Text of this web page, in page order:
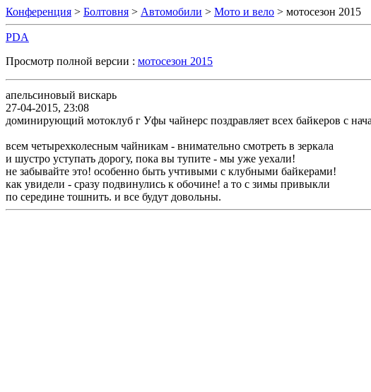
Конференция > Болтовня > Автомобили > Мото и вело > мотосезон 2015
PDA
Просмотр полной версии : мотосезон 2015
апельсиновый вискарь
27-04-2015, 23:08
доминирующий мотоклуб г Уфы чайнерс поздравляет всех байкеров с
всем четырехколесным чайникам - внимательно смотреть в зеркала
и шустро уступать дорогу, пока вы тупите - мы уже уехали!
не забывайте это! особенно быть учтивыми с клубными байкерами!
как увидели - сразу подвинулись к обочине! а то с зимы привыкли
по середине тошнить. и все будут довольны.